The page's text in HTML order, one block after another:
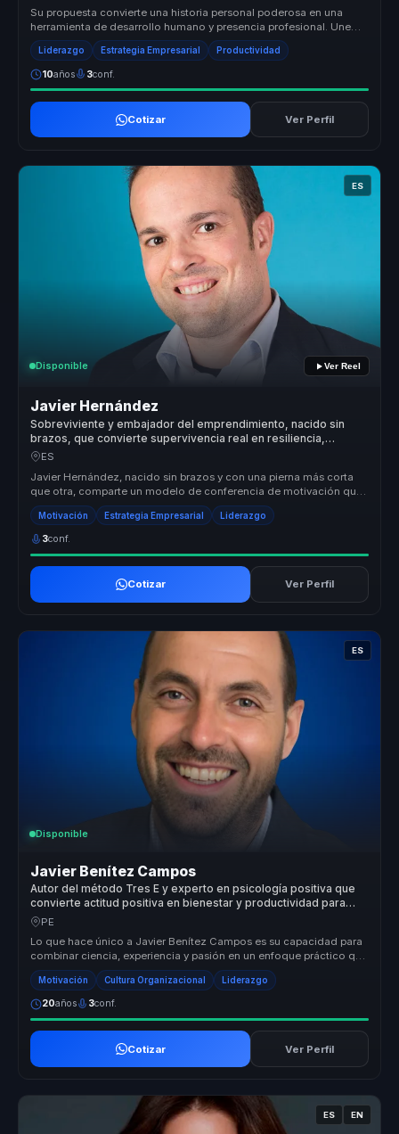
Su propuesta convierte una historia personal poderosa en una
herramienta de desarrollo humano y presencia profesional. Une
autenticidad, ...
Liderazgo Estrategia Empresarial Productividad
10años 3conf.
Cotizar Ver Perfil
ES
Disponible Ver Reel
Javier Hernández
Sobreviviente y embajador del emprendimiento, nacido sin
brazos, que convierte supervivencia real en resiliencia,
autoliderazgo y acción para equipos.
ES
Javier Hernández, nacido sin brazos y con una pierna más corta
que otra, comparte un modelo de conferencia de motivación que
conecta con ...
Motivación Estrategia Empresarial Liderazgo
3conf.
Cotizar Ver Perfil
ES
Disponible
Javier Benítez Campos
Autor del método Tres E y experto en psicología positiva que
convierte actitud positiva en bienestar y productividad para
equipos.
PE
Lo que hace único a Javier Benítez Campos es su capacidad para
combinar ciencia, experiencia y pasión en un enfoque práctico que
transfor...
Motivación Cultura Organizacional Liderazgo
20años 3conf.
Cotizar Ver Perfil
ES EN